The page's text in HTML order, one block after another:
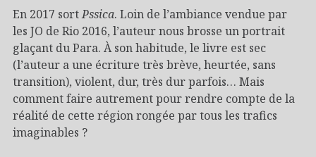
En 2017 sort Pssica. Loin de l’ambiance vendue par
les JO de Rio 2016, l’auteur nous brosse un portrait
glaçant du Para. À son habitude, le livre est sec
(l’auteur a une écriture très brève, heurtée, sans
transition), violent, dur, très dur parfois… Mais
comment faire autrement pour rendre compte de la
réalité de cette région rongée par tous les trafics
imaginables ?